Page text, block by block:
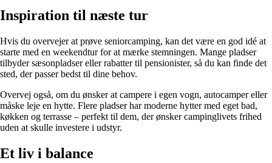
Inspiration til næste tur
Hvis du overvejer at prøve seniorcamping, kan det være en god idé at
starte med en weekendtur for at mærke stemningen. Mange pladser
tilbyder sæsonpladser eller rabatter til pensionister, så du kan finde det
sted, der passer bedst til dine behov.
Overvej også, om du ønsker at campere i egen vogn, autocamper eller
måske leje en hytte. Flere pladser har moderne hytter med eget bad,
køkken og terrasse – perfekt til dem, der ønsker campinglivets frihed
uden at skulle investere i udstyr.
Et liv i balance